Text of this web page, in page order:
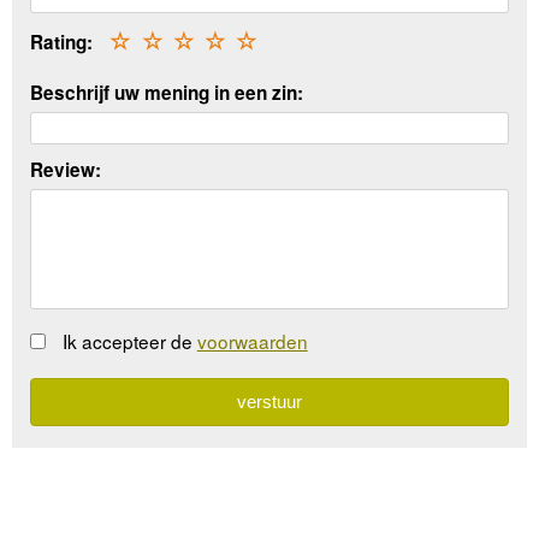
Rating: ☆
☆
☆
☆
☆
Beschrijf uw mening in een zin:
Review:
Ik accepteer de voorwaarden